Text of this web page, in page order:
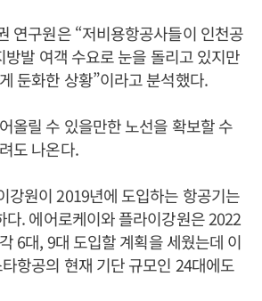
연구원은 “저비용항공사들이 인천공
방발 여객 수요로 눈을 돌리고 있지만
둔화한 상황”이라고 분석했다.
올릴 수 있을만한 노선을 확보할 수
도 나온다.
강원이 2019년에 도입하는 항공기는
다. 에어로케이와 플라이강원은 2022
6대, 9대 도입할 계획을 세웠는데 이
항공의 현재 기단 규모인 24대에도